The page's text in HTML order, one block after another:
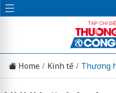
Home Kinh tế Thương